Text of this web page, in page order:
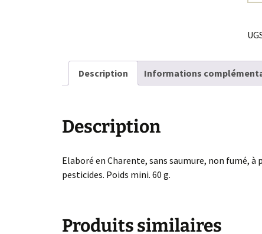
de
60
Description Informations
Description
Elaboré en Charente, sans saumure, non fumé, à
pesticides. Poids mini. 60 g.
Produits similaires